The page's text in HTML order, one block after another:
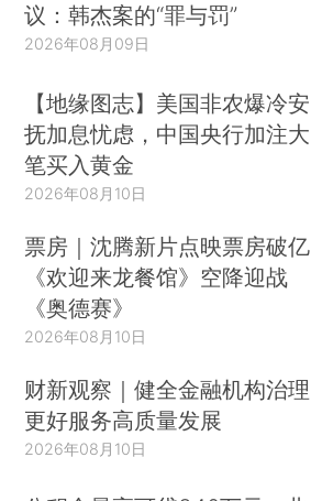
议：韩杰案的“罪与罚”
2026年08月09日
【地缘图志】美国非农爆冷安
抚加息忧虑，中国央行加注大
笔买入黄金
2026年08月10日
票房｜沈腾新片点映票房破亿
《欢迎来龙餐馆》空降迎战
《奥德赛》
2026年08月10日
财新观察｜健全金融机构治理
更好服务高质量发展
2026年08月10日